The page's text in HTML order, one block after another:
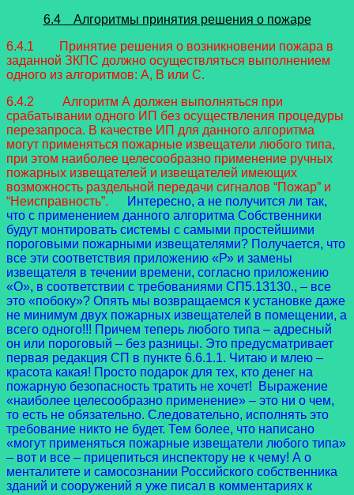
6.4 Алгоритмы принятия решения о пожаре
6.4.1 Принятие решения о возникновении пожара в
заданной ЗКПС должно осуществляться выполнением
одного из алгоритмов: А, B или С.
6.4.2 Алгоритм А должен выполняться при
срабатывании одного ИП без осуществления процедуры
перезапроса. В качестве ИП для данного алгоритма
могут применяться пожарные извещатели любого типа,
при этом наиболее целесообразно применение ручных
пожарных извещателей и извещателей имеющих
возможность раздельной передачи сигналов “Пожар” и
“Неисправность”.
Интересно, а не получится ли так,
что с применением данного алгоритма Собственники
будут монтировать системы с самыми простейшими
пороговыми пожарными извещателями? Получается, что
все эти соответствия приложению «Р» и замены
извещателя в течении времени, согласно приложению
«О», в соответствии с требованиями СП5.13130., – все
это «побоку»? Опять мы возвращаемся к установке даже
не минимум двух пожарных извещателей в помещении, а
всего одного!!! Причем теперь любого типа – адресный
он или пороговый – без разницы. Это предусматривает
первая редакция СП в пункте 6.6.1.1. Читаю и млею –
красота какая! Просто подарок для тех, кто денег на
пожарную безопасность тратить не хочет! Выражение
«наиболее целесообразно применение» – это ни о чем,
то есть не обязательно. Следовательно, исполнять это
требование никто не будет. Тем более, что написано
«могут применяться пожарные извещатели любого типа»
– вот и все – прицепиться инспектору не к чему! А о
менталитете и самосознании Российского собственника
зданий и сооружений я уже писал в комментариях к